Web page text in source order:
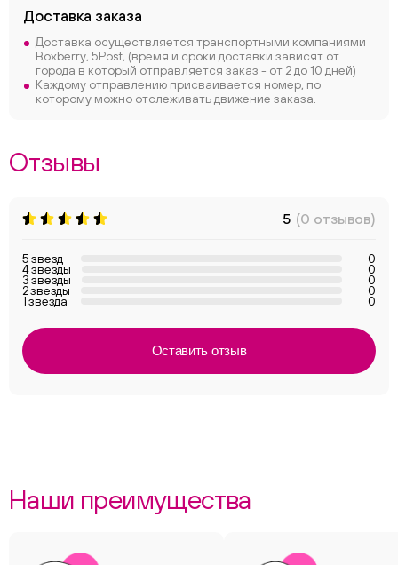
Доставка заказа
Доставка осуществляется транспортными компаниями
Boxberry, 5Post, (время и сроки доставки зависят от
города в который отправляется заказ - от 2 до 10 дней)
Каждому отправлению присваивается номер, по
которому можно отслеживать движение заказа.
Отзывы
5 (0 отзывов)
5 звезд 0
4 звезды 0
3 звезды 0
2 звезды 0
1 звезда 0
Оставить отзыв
Наши преимущества